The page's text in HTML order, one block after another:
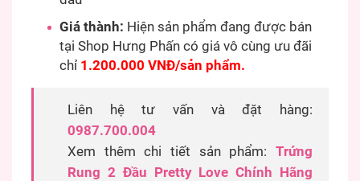
Giá thành: Hiện sản phẩm đang được bán
tại Shop Hưng Phấn có giá vô cùng ưu đãi
chỉ 1.200.000 VNĐ/sản phẩm.
Liên hệ tư vấn và đặt hàng:
0987.700.004
Xem thêm chi tiết sản phẩm: Trứng
Rung 2 Đầu Pretty Love Chính Hãng